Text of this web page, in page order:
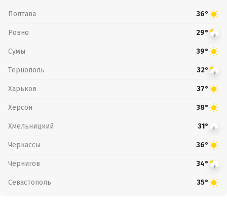
Полтава 36°
Ровно 29°
Сумы 39°
Тернополь 32°
Харьков 37°
Херсон 38°
Хмельницкий 31°
Черкассы 36°
Чернигов 34°
Севастополь 35°